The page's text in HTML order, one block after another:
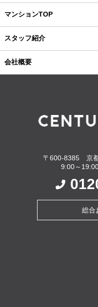
マンションTOP
スタッフ紹介
会社概要
〒600-8385 京
9:00～
総合